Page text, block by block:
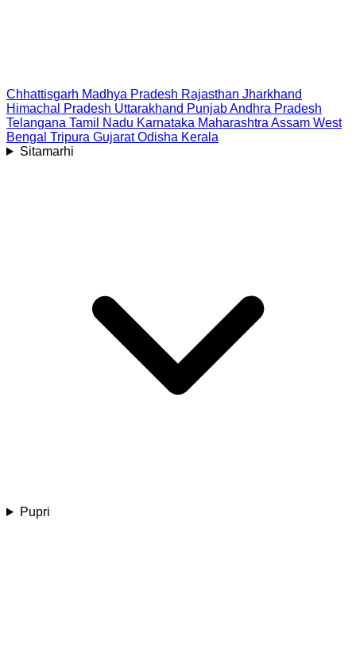
Chhattisgarh Madhya Pradesh Rajasthan Jharkhand
Himachal Pradesh Uttarakhand PunjabAndhra Pradesh
Telangana Tamil Nadu Karnataka Maharashtra Assam West
Bengal Tripura Gujarat Odisha Kerala
Sitamarhi
Pupri